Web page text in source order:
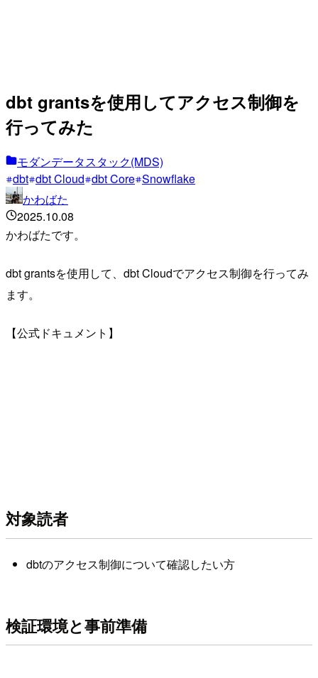
dbt grantsを使用してアクセス制御を
行ってみた
モダンデータスタック(MDS)
dbt dbt Cloud dbt Core Snowflake
かわばた
2025.10.08
かわばたです。
dbt grantsを使用して、dbt Cloudでアクセス制御を行ってみ
ます。
【公式ドキュメント】
対象読者
dbtのアクセス制御について確認したい方
検証環境と事前準備